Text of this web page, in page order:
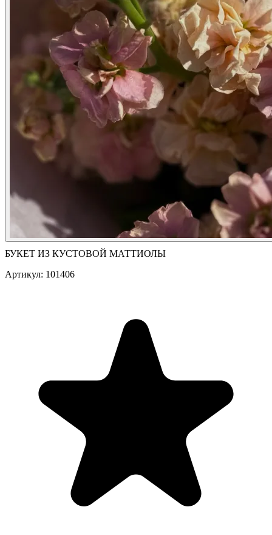
БУКЕТ ИЗ КУСТОВОЙ МАТТИОЛЫ
Артикул: 101406